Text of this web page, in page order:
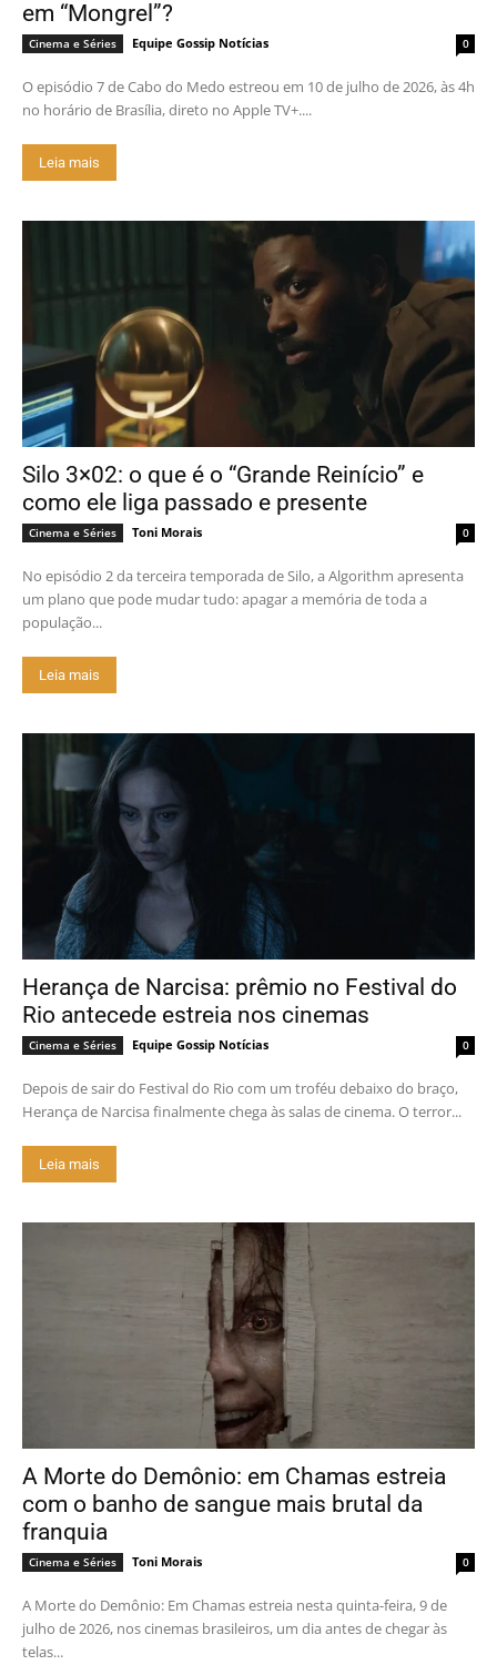
em “Mongrel”?
Cinema e Séries Equipe Gossip Notícias 0
O episódio 7 de Cabo do Medo estreou em 10 de julho de 2026, às 4h
no horário de Brasília, direto no Apple TV+....
Leia mais
Silo 3×02: o que é o “Grande Reinício” e
como ele liga passado e presente
Cinema e Séries Toni Morais 0
No episódio 2 da terceira temporada de Silo, a Algorithm apresenta
um plano que pode mudar tudo: apagar a memória de toda a
população...
Leia mais
Herança de Narcisa: prêmio no Festival do
Rio antecede estreia nos cinemas
Cinema e Séries Equipe Gossip Notícias 0
Depois de sair do Festival do Rio com um troféu debaixo do braço,
Herança de Narcisa finalmente chega às salas de cinema. O terror...
Leia mais
A Morte do Demônio: em Chamas estreia
com o banho de sangue mais brutal da
franquia
Cinema e Séries Toni Morais 0
A Morte do Demônio: Em Chamas estreia nesta quinta-feira, 9 de
julho de 2026, nos cinemas brasileiros, um dia antes de chegar às
telas...